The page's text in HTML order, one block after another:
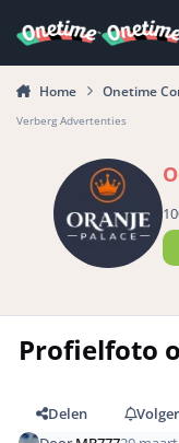
Home Onetime
Verberg Advertenties
Profielfoto
Delen